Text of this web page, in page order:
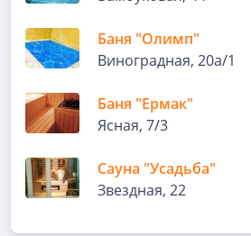
Баня "Олимп"
Виноградная, 20а/1
Баня "Ермак"
Ясная, 7/3
Сауна "Усадьба"
Звездная, 22